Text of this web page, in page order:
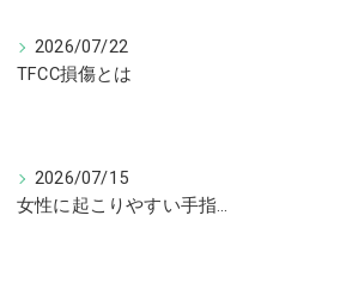
2026/07/22
TFCC損傷とは
2026/07/15
女性に起こりやすい手指の変形とは